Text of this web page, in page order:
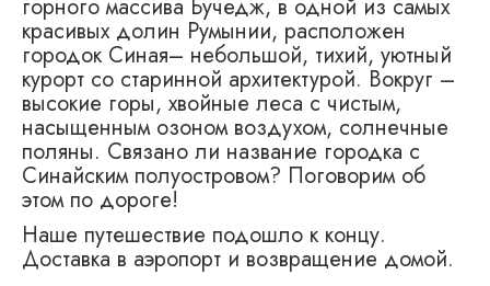
горного массива Бучедж, в одной из самых
красивых долин Румынии, расположен
городок Синая– небольшой, тихий, уютный
курорт со старинной архитектурой. Вокруг –
высокие горы, хвойные леса с чистым,
насыщенным озоном воздухом, солнечные
поляны. Связано ли название городка с
Синайским полуостровом? Поговорим об
этом по дороге!
Наше путешествие подошло к концу.
Доставка в аэропорт и возвращение домой.